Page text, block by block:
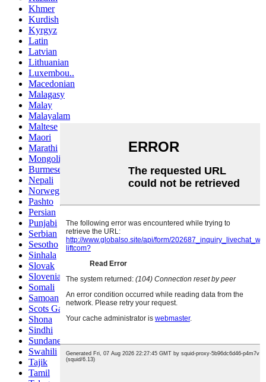
Khmer
Kurdish
Kyrgyz
Latin
Latvian
Lithuanian
Luxembou..
Macedonian
Malagasy
Malay
Malayalam
Maltese
Maori
Marathi
Mongolian
Burmese
Nepali
Norwegian
Pashto
Persian
Punjabi
Serbian
Sesotho
Sinhala
Slovak
Slovenian
Somali
Samoan
Scots Gaelic
Shona
Sindhi
Sundanese
Swahili
Tajik
Tamil